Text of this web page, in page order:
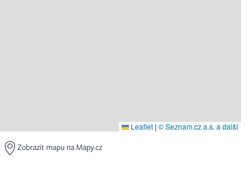
Leaflet | © Seznam.cz a.s. a další
Zobrazit mapu na Mapy.cz